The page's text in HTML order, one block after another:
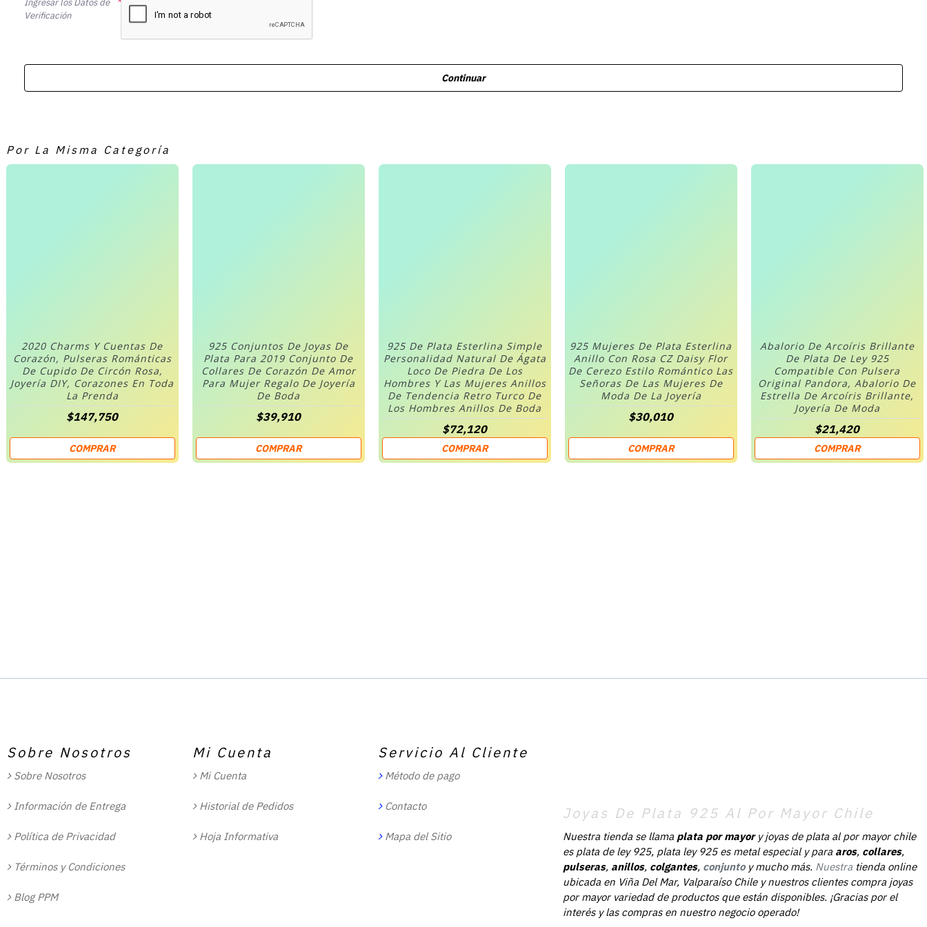
Ingresar los Datos de
Verificación
Continuar
Por La Misma Categoría
2020 Charms Y Cuentas De
Corazón, Pulseras Románticas
De Cupido De Circón Rosa,
Joyería DIY, Corazones En Toda
La Prenda
$147,750
COMPRAR
925 Conjuntos De Joyas De
Plata Para 2019 Conjunto De
Collares De Corazón De Amor
Para Mujer Regalo De Joyería
De Boda
$39,910
COMPRAR
925 De Plata Esterlina Simple
Personalidad Natural De Ágata
Loco De Piedra De Los
Hombres Y Las Mujeres Anillos
De Tendencia Retro Turco De
Los Hombres Anillos De Boda
$72,120
COMPRAR
925 Mujeres De Plata Esterlina
Anillo Con Rosa CZ Daisy Flor
De Cerezo Estilo Romántico Las
Señoras De Las Mujeres De
Moda De La Joyería
$30,010
COMPRAR
Abalorio De Arcoíris Brillante
De Plata De Ley 925
Compatible Con Pulsera
Original Pandora, Abalorio De
Estrella De Arcoíris Brillante,
Joyería De Moda
$21,420
COMPRAR
Sobre Nosotros
Sobre Nosotros
Información de Entrega
Política de Privacidad
Términos y Condiciones
Blog PPM
Mi Cuenta
Mi Cuenta
Historial de Pedidos
Hoja Informativa
Servicio Al Cliente
Método de pago
Contacto
Mapa del Sitio
Joyas De Plata 925 Al Por Mayor Chile
Nuestra tienda se llama plata por mayory joyas de plata al por mayor chile
es plata de ley 925, plata ley 925 es metal especial y para aros, collares,
pulseras, anillos, colgantes, conjunto y mucho más. Nuestra tienda online
ubicada en Viña Del Mar, Valparaíso Chile y nuestros clientes compra joyas
por mayor variedad de productos que están disponibles. ¡Gracias por el
interés y las compras en nuestro negocio operado!